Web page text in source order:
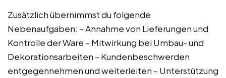
Zusätzlich übernimmst du folgende
Nebenaufgaben: – Annahme von Lieferungen und
Kontrolle der Ware – Mitwirkung bei Umbau- und
Dekorationsarbeiten – Kundenbeschwerden
entgegennehmen und weiterleiten – Unterstützung